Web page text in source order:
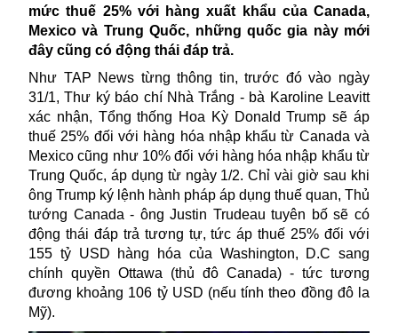
mức thuế 25% với hàng xuất khẩu của Canada,
Mexico và Trung Quốc, những quốc gia này mới
đây cũng có động thái đáp trả.
Như TAP News từng thông tin, trước đó vào ngày
31/1, Thư ký báo chí Nhà Trắng - bà Karoline Leavitt
xác nhận, Tổng thống Hoa Kỳ Donald Trump sẽ áp
thuế 25% đối với hàng hóa nhập khẩu từ Canada và
Mexico cũng như 10% đối với hàng hóa nhập khẩu từ
Trung Quốc, áp dụng từ ngày 1/2. Chỉ vài giờ sau khi
ông Trump ký lệnh hành pháp áp dụng thuế quan, Thủ
tướng Canada - ông Justin Trudeau tuyên bố sẽ có
động thái đáp trả tương tự, tức áp thuế 25% đối với
155 tỷ USD hàng hóa của Washington, D.C sang
chính quyền Ottawa (thủ đô Canada) - tức tương
đương khoảng 106 tỷ USD (nếu tính theo đồng đô la
Mỹ).